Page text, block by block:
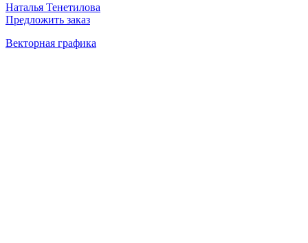
Наталья Тенетилова
Предложить заказ
Векторная графика